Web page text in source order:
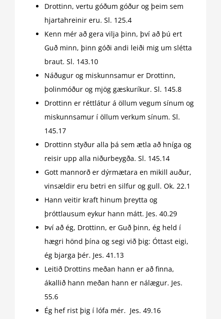
Drottinn, vertu góðum góður og þeim sem
hjartahreinir eru. Sl. 125.4
Kenn mér að gera vilja þinn, því að þú ert
Guð minn, þinn góði andi leiði mig um slétta
braut. Sl. 143.10
Náðugur og miskunnsamur er Drottinn,
þolinmóður og mjög gæskuríkur. Sl. 145.8
Drottinn er réttlátur á öllum vegum sínum og
miskunnsamur í öllum verkum sínum. Sl.
145.17
Drottinn styður alla þá sem ætla að hníga og
reisir upp alla niðurbeygða. Sl. 145.14
Gott mannorð er dýrmætara en mikill auður,
vinsældir eru betri en silfur og gull. Ok. 22.1
Hann veitir kraft hinum þreytta og
þróttlausum eykur hann mátt. Jes. 40.29
Því að ég, Drottinn, er Guð þinn, ég held í
hægri hönd þína og segi við þig: Óttast eigi,
ég bjarga þér. Jes. 41.13
Leitið Drottins meðan hann er að finna,
ákallið hann meðan hann er nálægur. Jes.
55.6
Ég hef rist þig í lófa mér. Jes. 49.16